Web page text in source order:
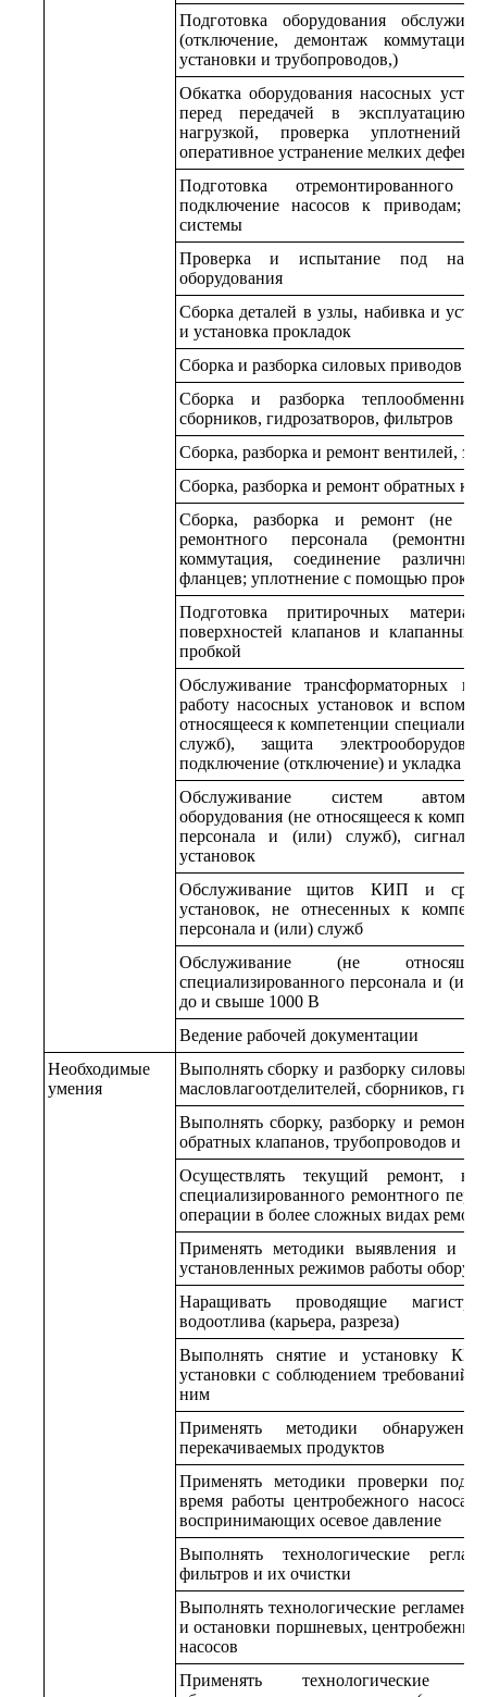
Подготовка оборудования
(отключение, демонтаж коммутации,
установки и трубопроводов,)
Обкатка оборудования насосных
перед передачей в эксплуатацию
нагрузкой, проверка уплотнений
оперативное устранение мелких
Подготовка
подключение насосов к приводам;
системы
Проверка и испытание под
оборудования
Сборка деталей в узлы, набивка и
и установка прокладок
Сборка и разборка силовых приводов
Сборка и разборка
сборников, гидрозатворов, фильтров
Сборка, разборка и ремонт вентилей,
Сборка, разборка и ремонт обратных
Сборка, разборка и ремонт (не
ремонтного персонала
коммутация, соединение
фланцев; уплотнение с помощью
Подготовка притирочных
поверхностей клапанов и клапанных
пробкой
Обслуживание трансформаторных
работу насосных установок и
относящееся к компетенции
служб), защита
подключение (отключение) и укладка
Обслуживание систем
оборудования (не относящееся к
персонала и (или) служб),
установок
Обслуживание щитов КИП и
установок, не отнесенных к
персонала и (или) служб
Обслуживание (не
специализированного персонала и
до и свыше 1000 В
Ведение рабочей документации
Необходимые
умения
Выполнять сборку и разборку силовых
масловлагоотделителей, сборников,
Выполнять сборку, разборку и ремонт
обратных клапанов, трубопроводов и
Осуществлять текущий ремонт,
специализированного ремонтного
операции в более сложных видах
Применять методики выявления и
установленных режимов работы
Наращивать проводящие
водоотлива (карьера, разреза)
Выполнять снятие и установку
установки с соблюдением требований
ним
Применять методики
перекачиваемых продуктов
Применять методики проверки
время работы центробежного насоса,
воспринимающих осевое давление
Выполнять технологические
фильтров и их очистки
Выполнять технологические
и остановки поршневых,
насосов
Применять технологические